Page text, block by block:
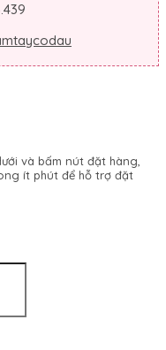
và bấm nút đặt hàng,
ít phút để hỗ trợ đặt